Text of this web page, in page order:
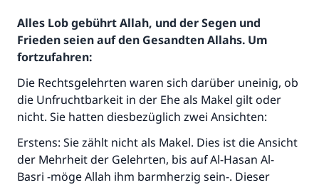
Alles Lob gebührt Allah, und der Segen und
Frieden seien auf den Gesandten Allahs. Um
fortzufahren:
Die Rechtsgelehrten waren sich darüber uneinig, ob
die Unfruchtbarkeit in der Ehe als Makel gilt oder
nicht. Sie hatten diesbezüglich zwei Ansichten:
Erstens: Sie zählt nicht als Makel. Dies ist die Ansicht
der Mehrheit der Gelehrten, bis auf Al-Hasan Al-
Basri -möge Allah ihm barmherzig sein-. Dieser